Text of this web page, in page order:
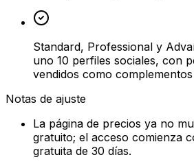
Standard, Professional y
uno 10 perfiles sociales, con
vendidos como
Notas de ajuste
La página de precios ya no
gratuito; el acceso comienza
gratuita de 30 días.